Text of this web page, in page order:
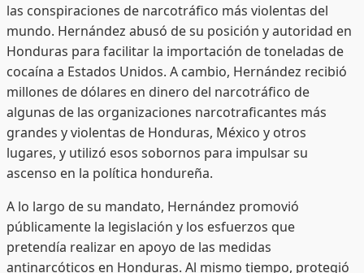
las conspiraciones de narcotráfico más violentas del
mundo. Hernández abusó de su posición y autoridad en
Honduras para facilitar la importación de toneladas de
cocaína a Estados Unidos. A cambio, Hernández recibió
millones de dólares en dinero del narcotráfico de
algunas de las organizaciones narcotraficantes más
grandes y violentas de Honduras, México y otros
lugares, y utilizó esos sobornos para impulsar su
ascenso en la política hondureña.
A lo largo de su mandato, Hernández promovió
públicamente la legislación y los esfuerzos que
pretendía realizar en apoyo de las medidas
antinarcóticos en Honduras. Al mismo tiempo, protegió